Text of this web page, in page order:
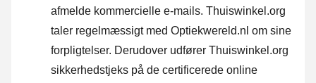
afmelde kommercielle e-mails. Thuiswinkel.org
taler regelmæssigt med Optiekwereld.nl om sine
forpligtelser. Derudover udfører Thuiswinkel.org
sikkerhedstjeks på de certificerede online